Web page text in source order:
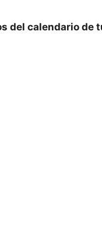
del calendario de